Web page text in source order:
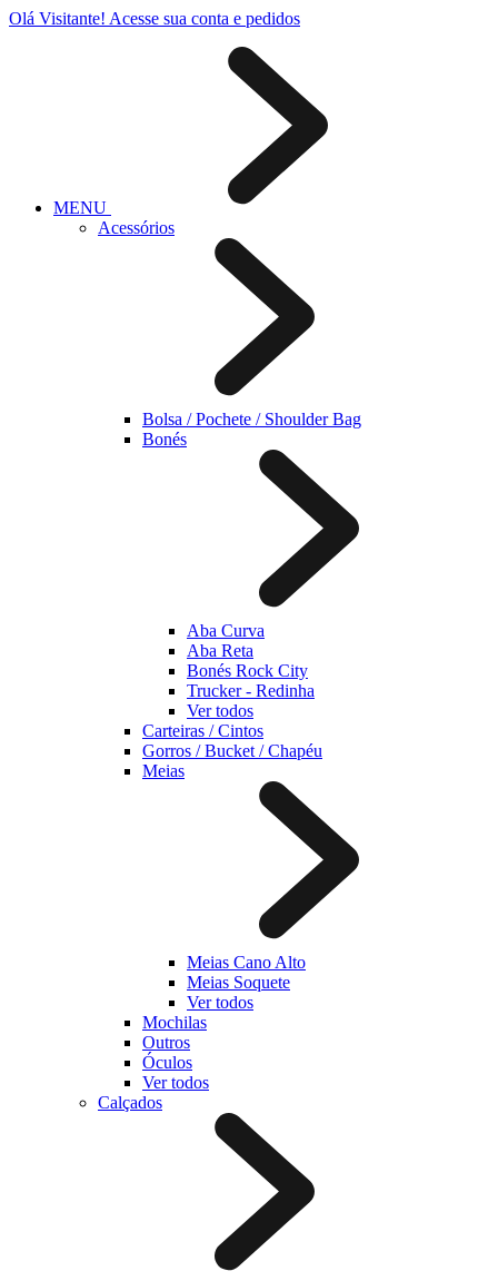
Olá Visitante! Acesse sua conta e pedidos
MENU
Acessórios
Bolsa / Pochete / Shoulder Bag
Bonés
Aba Curva
Aba Reta
Bonés Rock City
Trucker - Redinha
Ver todos
Carteiras / Cintos
Gorros / Bucket / Chapéu
Meias
Meias Cano Alto
Meias Soquete
Ver todos
Mochilas
Outros
Óculos
Ver todos
Calçados